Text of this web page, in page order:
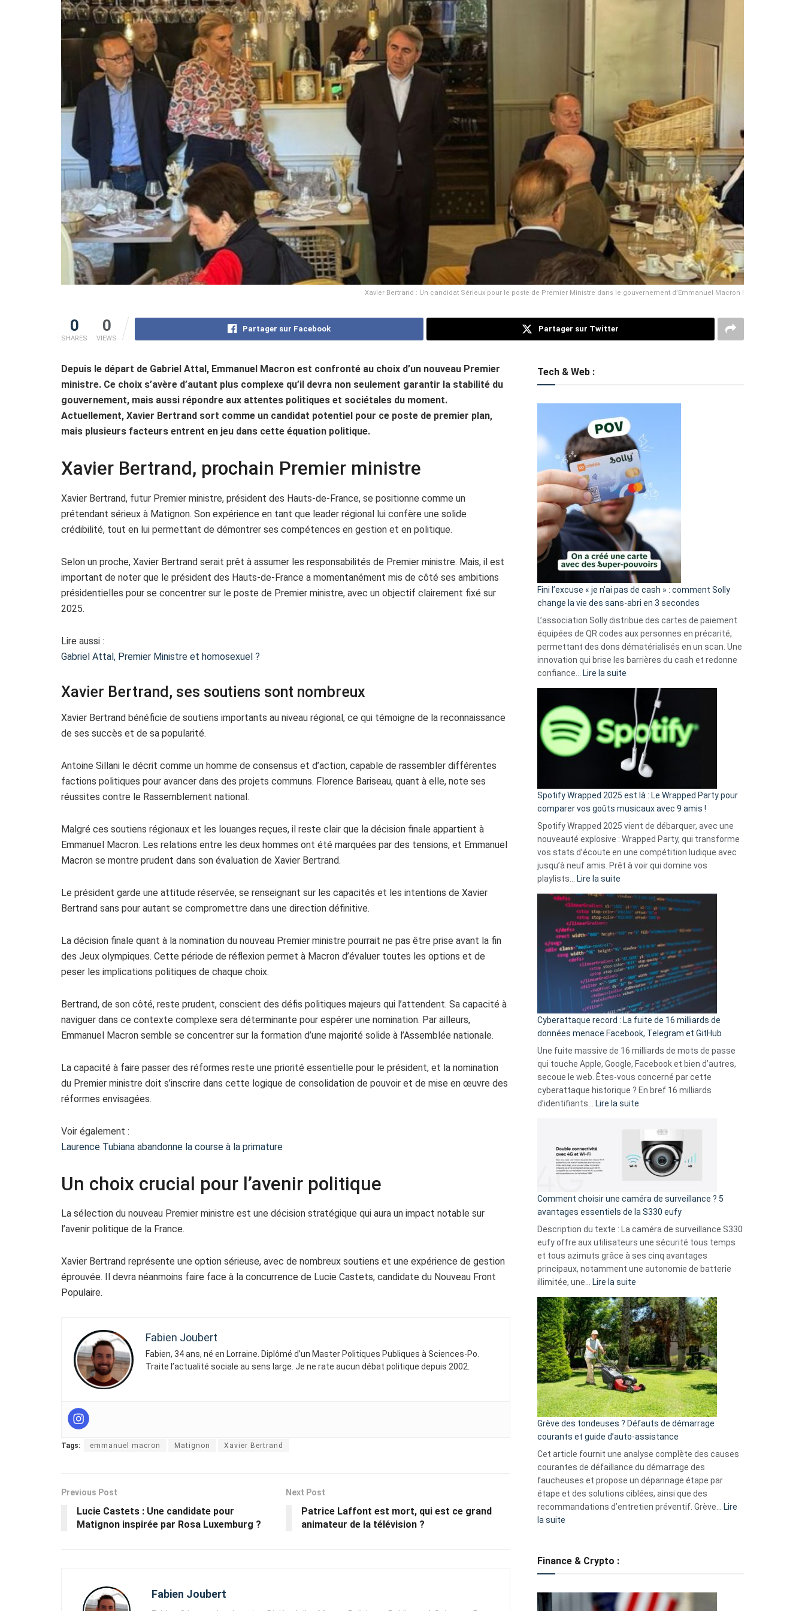
Xavier Bertrand : Un candidat Sérieux pour le poste de Premier Ministre dans le gouvernement d’Emmanuel Macron !
0
SHARES
0
VIEWS
Partager sur Facebook Partager sur Twitter
Depuis le départ de Gabriel Attal, Emmanuel Macron est confronté au choix d’un nouveau Premier
ministre. Ce choix s’avère d’autant plus complexe qu’il devra non seulement garantir la stabilité du
gouvernement, mais aussi répondre aux attentes politiques et sociétales du moment.
Actuellement, Xavier Bertrand sort comme un candidat potentiel pour ce poste de premier plan,
mais plusieurs facteurs entrent en jeu dans cette équation politique.
Xavier Bertrand, prochain Premier ministre
Xavier Bertrand, futur Premier ministre, président des Hauts-de-France, se positionne comme un
prétendant sérieux à Matignon. Son expérience en tant que leader régional lui confère une solide
crédibilité, tout en lui permettant de démontrer ses compétences en gestion et en politique.
Selon un proche, Xavier Bertrand serait prêt à assumer les responsabilités de Premier ministre. Mais, il est
important de noter que le président des Hauts-de-France a momentanément mis de côté ses ambitions
présidentielles pour se concentrer sur le poste de Premier ministre, avec un objectif clairement fixé sur
2025.
Lire aussi :
Gabriel Attal, Premier Ministre et homosexuel ?
Xavier Bertrand, ses soutiens sont nombreux
Xavier Bertrand bénéficie de soutiens importants au niveau régional, ce qui témoigne de la reconnaissance
de ses succès et de sa popularité.
Antoine Sillani le décrit comme un homme de consensus et d’action, capable de rassembler différentes
factions politiques pour avancer dans des projets communs. Florence Bariseau, quant à elle, note ses
réussites contre le Rassemblement national.
Malgré ces soutiens régionaux et les louanges reçues, il reste clair que la décision finale appartient à
Emmanuel Macron. Les relations entre les deux hommes ont été marquées par des tensions, et Emmanuel
Macron se montre prudent dans son évaluation de Xavier Bertrand.
Le président garde une attitude réservée, se renseignant sur les capacités et les intentions de Xavier
Bertrand sans pour autant se compromettre dans une direction définitive.
La décision finale quant à la nomination du nouveau Premier ministre pourrait ne pas être prise avant la fin
des Jeux olympiques. Cette période de réflexion permet à Macron d’évaluer toutes les options et de
peser les implications politiques de chaque choix.
Bertrand, de son côté, reste prudent, conscient des défis politiques majeurs qui l’attendent. Sa capacité à
naviguer dans ce contexte complexe sera déterminante pour espérer une nomination. Par ailleurs,
Emmanuel Macron semble se concentrer sur la formation d’une majorité solide à l’Assemblée nationale.
La capacité à faire passer des réformes reste une priorité essentielle pour le président, et la nomination
du Premier ministre doit s’inscrire dans cette logique de consolidation de pouvoir et de mise en œuvre des
réformes envisagées.
Voir également :
Laurence Tubiana abandonne la course à la primature
Un choix crucial pour l’avenir politique
La sélection du nouveau Premier ministre est une décision stratégique qui aura un impact notable sur
l’avenir politique de la France.
Xavier Bertrand représente une option sérieuse, avec de nombreux soutiens et une expérience de gestion
éprouvée. Il devra néanmoins faire face à la concurrence de Lucie Castets, candidate du Nouveau Front
Populaire.
Fabien Joubert
Fabien, 34 ans, né en Lorraine. Diplômé d’un Master Politiques Publiques à Sciences-Po.
Traite l’actualité sociale au sens large. Je ne rate aucun débat politique depuis 2002.
Tags: emmanuel macron Matignon Xavier Bertrand
Previous Post
Lucie Castets : Une candidate pour
Matignon inspirée par Rosa Luxemburg ?
Next Post
Patrice Laffont est mort, qui est ce grand
animateur de la télévision ?
Fabien Joubert
Tech & Web :
Fini l’excuse « je n’ai pas de cash » : comment Solly
change la vie des sans-abri en 3 secondes
L’association Solly distribue des cartes de paiement
équipées de QR codes aux personnes en précarité,
permettant des dons dématérialisés en un scan. Une
innovation qui brise les barrières du cash et redonne
confiance… Lire la suite
Fini
l’excuse
je
n’ai
pas
de
cash
»
Solly
change
la
vie
sans-
abri
en
3
secondes
Spotify Wrapped 2025 est là : Le Wrapped Party pour
comparer vos goûts musicaux avec 9 amis !
Spotify Wrapped 2025 vient de débarquer, avec une
nouveauté explosive : Wrapped Party, qui transforme
vos stats d’écoute en une compétition ludique avec
jusqu’à neuf amis. Prêt à voir qui domine vos
playlists… Lire la suite
Spotify
Wrapped
2025
est
:
Le
Wrapped
Party
pour
comparer
vos
goûts
musicaux
avec
9
amis
Cyberattaque record : La fuite de 16 milliards de
données menace Facebook, Telegram et GitHub
Une fuite massive de 16 milliards de mots de passe
qui touche Apple, Google, Facebook et bien d’autres,
secoue le web. Êtes-vous concerné par cette
cyberattaque historique ? En bref 16 milliards
d’identifiants… Lire la suite
record
La
fuite
16
milliards
données
menace
Facebook,
Telegram
GitHub
Comment choisir une caméra de surveillance ? 5
avantages essentiels de la S330 eufy
Description du texte : La caméra de surveillance S330
eufy offre aux utilisateurs une sécurité tous temps
et tous azimuts grâce à ses cinq avantages
principaux, notamment une autonomie de batterie
illimitée, une… Lire la suite
Comment
choisir
une
caméra
de
surveillance
?
5
avantages
essentiels
de
la
S330
eufy
Grève des tondeuses ? Défauts de démarrage
courants et guide d’auto-assistance
Cet article fournit une analyse complète des causes
courantes de défaillance du démarrage des
faucheuses et propose un dépannage étape par
étape et des solutions ciblées, ainsi que des
recommandations d’entretien préventif. Grève… Lire
la suite
tondeuses
Finance & Crypto :